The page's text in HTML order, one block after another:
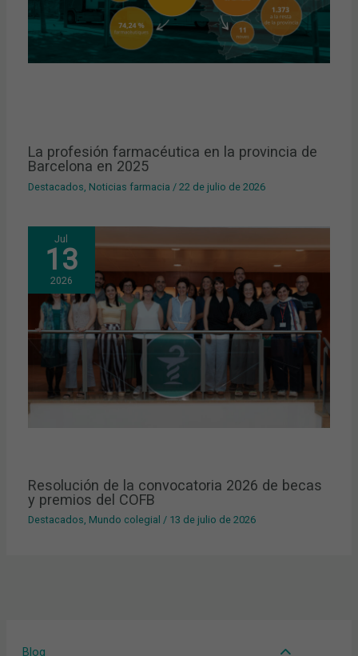
Blog
La profesión farmacéutica en la provincia de
Barcelona en 2025
Destacados Noticias farmacia /22 de julio de 2026
Jul
13
2026
Resolución de la convocatoria 2026 de becas
y premios del COFB
Destacados, Mundo colegial / 13 de julio de 2026